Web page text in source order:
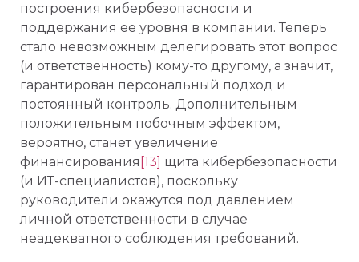
построения кибербезопасности и
поддержания ее уровня в компании. Теперь
стало невозможным делегировать этот вопрос
(и ответственность) кому-то другому, а значит,
гарантирован персональный подход и
постоянный контроль. Дополнительным
положительным побочным эффектом,
вероятно, станет увеличение
финансирования [13] щита кибербезопасности
(и ИТ-специалистов), поскольку
руководители окажутся под давлением
личной ответственности в случае
неадекватного соблюдения требований.